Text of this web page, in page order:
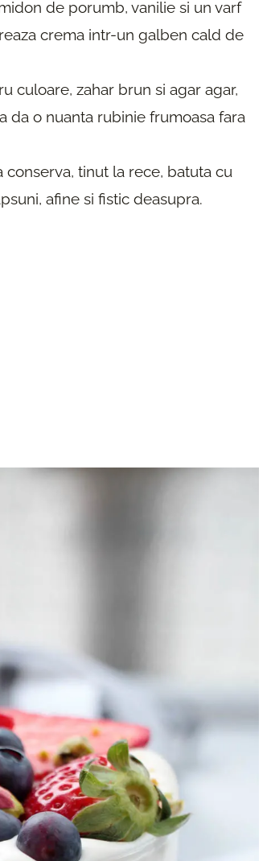
de porumb, vanilie si un varf
crema intr-un galben cald de
culoare, zahar brun si agar agar,
da o nuanta rubinie frumoasa fara
tinut la rece, batuta cu
afine si fistic deasupra.